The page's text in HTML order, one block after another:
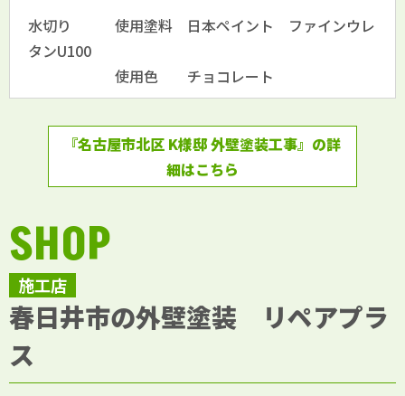
水切り 使用塗料 日本ペイント ファインウレ
タンU100
使用色 チョコレート
『名古屋市北区 K様邸 外壁塗装工事』の詳
細はこちら
施工店
SHOP
春日井市の外壁塗装 リペアプラ
ス